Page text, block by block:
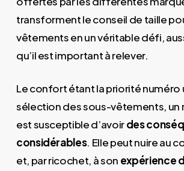
transforment le conseil de taille
vêtements en un véritable défi,
qu’il est important à relever.
Le confort étant la priorité numéro
sélection des sous-vêtements, un
est susceptible d’avoirdes
considérables. Elle peut nuire au
et, par ricochet, à son expérience